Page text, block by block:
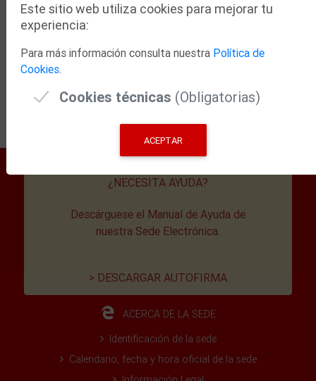
Introduzca el CSV del documento para comprobar su
autenticidad y obtener una copia del mismo en la Entidad
Patronato Provincial Escuela de Tauromaquia. Para
verificar documentos de otra Entidad debe cambiar a ella.
VERIFICAR
¿NECESITA AYUDA?
Descárguese el Manual de Ayuda de
nuestra Sede Electrónica.
> DESCARGAR AUTOFIRMA
ACERCA DE LA SEDE
Identificación de la sede
Calendario, fecha y hora oficial de la sede
Este sitio web utiliza cookies para mejorar tu
experiencia:
Para más información consulta nuestra Política de
Cookies.
Cookies técnicas (Obligatorias)
ACEPTAR